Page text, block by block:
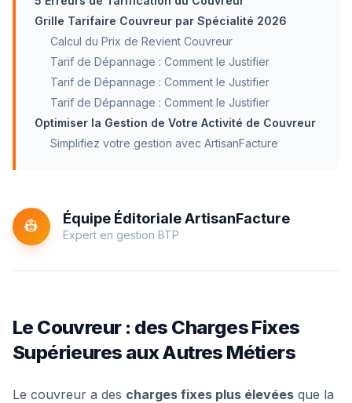
Grille Tarifaire Couvreur par Spécialité 2026
Calcul du Prix de Revient Couvreur
Tarif de Dépannage : Comment le Justifier
Tarif de Dépannage : Comment le Justifier
Tarif de Dépannage : Comment le Justifier
Optimiser la Gestion de Votre Activité de Couvreur
Simplifiez votre gestion avec ArtisanFacture
👷 Équipe Éditoriale ArtisanFacture
Expert en gestion BTP
Le Couvreur : des Charges Fixes
Supérieures aux Autres Métiers
Le couvreur a des charges fixes plus élevées que la